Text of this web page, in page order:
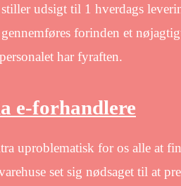
udsigt til 1 hverdags
forinden et
har fyraften.
e-forhandlere
uproblematisk for os alle at
set sig nødsaget til at